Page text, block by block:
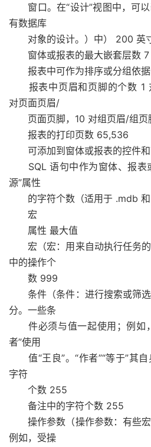
窗口。在“设计”视图中，可以
有数据库
对象的设计。）中） 200 英
窗体或报表的最大嵌套层数 7
报表中可作为排序或分组依据
报表中页眉和页脚的个数 1
对页面页眉/
页面页脚，10 对组页眉/组页
报表的打印页数 65,536
可添加到窗体或报表的控件和
SQL 语句中作为窗体、报表
源”属性
的字符个数（适用于 .mdb
宏
属性 最大值
宏（宏：用来自动执行任务的
中的操作个
数 999
条件（条件：进行搜索或筛选
分。一些条
件必须与值一起使用；例如
者”使用
值“王良”。“作者”“等于”其自
字符
个数 255
备注中的字符个数 255
操作参数（操作参数：有些宏
例如，受操